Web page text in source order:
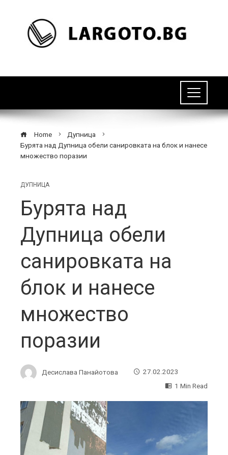
Home
Дупница
Бурята над Дупница обели санировката на блок и нанесе
множество поразии
ДУПНИЦА
Бурята над
Дупница обели
санировката на
блок и нанесе
множество
поразии
Десислава Панайотова
27.02.2023
1 Min Read